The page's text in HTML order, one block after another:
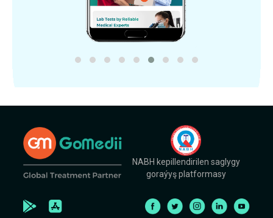
NABH kepillendirilen saglygy
goraýyş platformasy